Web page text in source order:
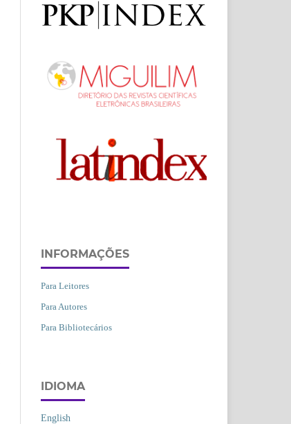
INFORMAÇÕES
Para Leitores
Para Autores
Para Bibliotecários
IDIOMA
English